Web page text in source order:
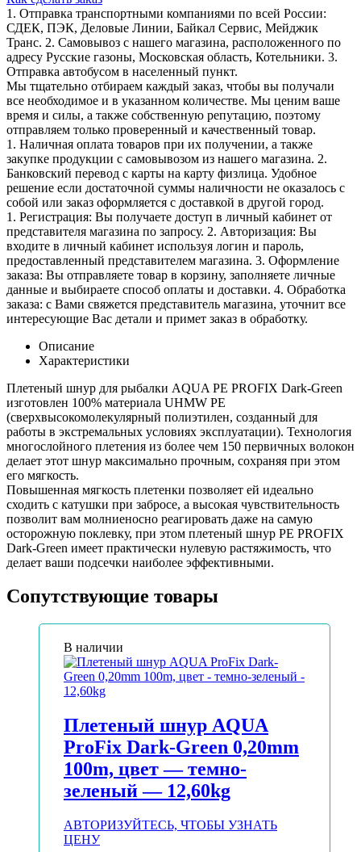
1. Отправка транспортными компаниями по всей России:
СДЕК, ПЭК, Деловые Линии, Байкал Сервис, Мейджик
Транс. 2. Самовывоз с нашего магазина, расположенного по
адресу Русские газоны, Московская область, Котельники. 3.
Отправка автобусом в населенный пункт.
Мы тщательно отбираем каждый заказ, чтобы вы получали
все необходимое и в указанном количестве. Мы ценим ваше
время и силы, а также собственную репутацию, поэтому
отправляем только проверенный и качественный товар.
1. Наличная оплата товаров при их получении, а также
закупке продукции с самовывозом из нашего магазина. 2.
Банковский перевод с карты на карту физлица. Удобное
решение если достаточной суммы наличности не оказалось с
собой или заказ оформляется с доставкой в другой город.
1. Регистрация: Вы получаете доступ в личный кабинет от
представителя магазина по запросу. 2. Авторизация: Вы
входите в личный кабинет используя логин и пароль,
предоставленный представителем магазина. 3. Оформление
заказа: Вы отправляете товар в корзину, заполняете личные
данные и выбираете способ оплаты и доставки. 4. Обработка
заказа: с Вами свяжется представитель магазина, уточнит все
интересующие Вас детали и примет заказ в обработку.
Описание
Характеристики
Плетеный шнур для рыбалки AQUA PE PROFIX Dark-Green
изготовлен 100% материала UHMW PE
(сверхвысокомолекулярный полиэтилен, созданный для
работы в экстремальных условиях эксплуатации). Технология
многослойного плетения из более чем 150 первичных волокон
делает этот шнур максимально прочным, сохраняя при этом
его мягкость.
Повышенная мягкость плетенки позволяет ей идеально
сходить с катушки при забросе, а высокая чувствительность
позволит вам молниеносно реагировать даже на самую
осторожную поклевку, при этом плетеный шнур PE PROFIX
Dark-Green имеет практически нулевую растяжимость, что
делает ваши подсечки наиболее эффективными.
Сопутствующие товары
В наличии
Плетеный шнур AQUA
ProFix Dark-Green 0,20mm
100m, цвет — темно-
зеленый — 12,60kg
АВТОРИЗУЙТЕСЬ, ЧТОБЫ УЗНАТЬ
ЦЕНУ